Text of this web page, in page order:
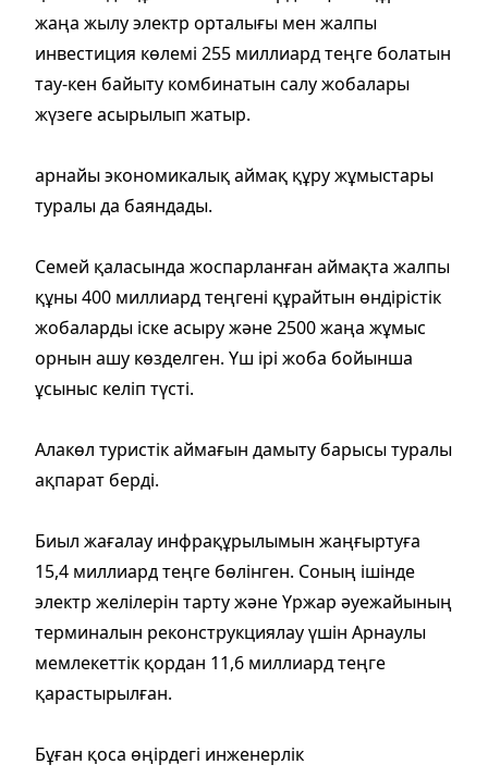
жаңа жылу электр орталығы мен жалпы
инвестиция көлемі 255 миллиард теңге болатын
тау-кен байыту комбинатын салу жобалары
жүзеге асырылып жатыр.
арнайы экономикалық аймақ құру жұмыстары
туралы да баяндады.
Семей қаласында жоспарланған аймақта жалпы
құны 400 миллиард теңгені құрайтын өндірістік
жобаларды іске асыру және 2500 жаңа жұмыс
орнын ашу көзделген. Үш ірі жоба бойынша
ұсыныс келіп түсті.
Алакөл туристік аймағын дамыту барысы туралы
ақпарат берді.
Биыл жағалау инфрақұрылымын жаңғыртуға
15,4 миллиард теңге бөлінген. Соның ішінде
электр желілерін тарту және Үржар әуежайының
терминалын реконструкциялау үшін Арнаулы
мемлекеттік қордан 11,6 миллиард теңге
қарастырылған.
Бұған қоса өңірдегі инженерлік